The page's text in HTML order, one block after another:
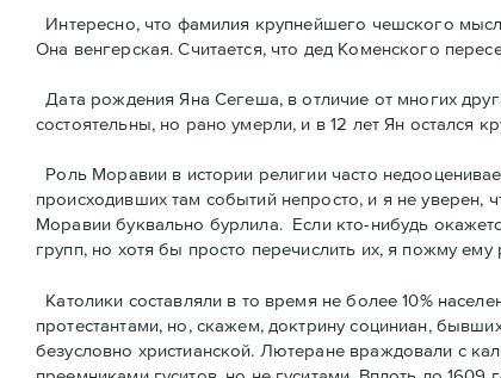
Интересно, что фамилия крупнейшего чешского
Она венгерская. Считается, что дед Коменского
Дата рождения Яна Сегешa, в отличие от многих
состоятельны, но рано умерли, и в 12 лет Ян остался
Роль Моравии в истории религии часто
происходивших там событий непросто, и я не уверен,
Моравии буквально бурлила. Eсли кто-нибудь
групп, но хотя бы просто перечислить их, я пожму
Католики составляли в то время не более 10%
протестантами, но, скажем, доктрину социниан,
безусловно христианской. Лютеране враждовали с